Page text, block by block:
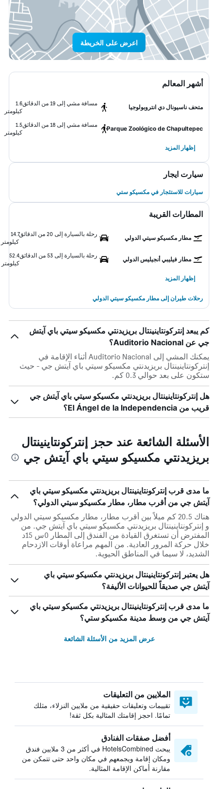
اعرض على الخريطة
أشهر المعالم
متحف ناسيونال دي انتروبولوجيا
مسافة مشي إلى 19 من الدقائق
1.6
كيلومتر
Parque Zoológico de Chapultepec
مسافة مشي إلى 18 من الدقائق
1.5
كيلومتر
إظهار المزيد
سيارت ايجار
سيارات للاستئجار في مكسيكو ستي
المطارات القريبة
مطار مكسيكو سيتي الدولي
رحلة بالسيارة إلى 20 من الدقائق
14.7
كيلومتر
مطار فيليبي أنجيليس الدولي
رحلة بالسيارة إلى 53 من الدقائق
52.4
كيلومتر
إظهار المزيد
رحلات طيران إلى مطار مكسيكو سيتي الدولي
كم يبعد إنتركونتاينينتال بريزيدنتي مكسيكو سيتي باي آيتش
جي عن Auditorio Nacional؟
يمكنك المشي إلى Auditorio Nacional أثناء الإقامة في
إنتركونتاينينتال بريزيدنتي مكسيكو سيتي باي آيتش جي - حيث
ستكون على بعد حوالي 0.3 كم.
هل إنتركونتاينينتال بريزيدنتي مكسيكو سيتي باي آيتش جي
قريب من El Ángel de la Independencia؟
الأسئلة الشائعة عند حجز إنتركونتاينينتال
بريزيدنتي مكسيكو سيتي باي آيتش جي
ما مدى قرب إنتركونتاينينتال بريزيدنتي مكسيكو سيتي باي
آيتش جي من أقرب مطار، مطار مكسيكو سيتي الدولي؟
هناك 20.5 كم ميلاً بين أقرب مطار، مطار مكسيكو سيتي الدولي
و إنتركونتاينينتال بريزيدنتي مكسيكو سيتي باي آيتش جي. من
المفترض أن تستغرق القيادة من الفندق إلى المطار 0س 15د
خلال حركة المرور العادية. من المهم مراعاة أوقات الازدحام
الشديد، لا سيما في المناطق الحيوية.
هل يعتبر إنتركونتاينينتال بريزيدنتي مكسيكو سيتي باي
آيتش جي صديقاً للحيوانات الأليفة؟
ما مدى قرب إنتركونتاينينتال بريزيدنتي مكسيكو سيتي باي
آيتش جي من وسط مدينة مكسيكو ستي؟
عرض المزيد من الأسئلة الشائعة
الملايين من التعليقات
تقييمات وتعليقات حقيقية من ملايين النزلاء، مثلك
تمامًا. احجز إقامتك المثالية بكل ثقة!
أفضل صفقات الفنادق
يبحث HotelsCombined في أكثر من 3 ملايين فندق
ومكان إقامة ويجمعهم في مكان واحد حتى تتمكن من
مقارنة أماكن الإقامة المثالية.